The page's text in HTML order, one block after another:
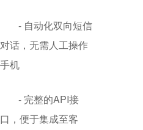
- 自动化双向短信
对话，无需人工操作
手机
- 完整的API接
口，便于集成至客